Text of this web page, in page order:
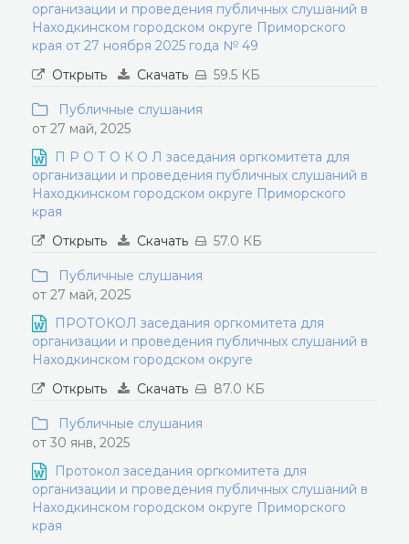
организации и проведения публичных слушаний в
Находкинском городском округе Приморского
края от 27 ноября 2025 года № 49
Открыть
Скачать 59.5 КБ
Публичные слушания
от 27 май, 2025
П Р О Т О К О Л заседания оргкомитета для
организации и проведения публичных слушаний в
Находкинском городском округе Приморского
края
Открыть
Скачать 57.0 КБ
Публичные слушания
от 27 май, 2025
ПРОТОКОЛ заседания оргкомитета для
организации и проведения публичных слушаний в
Находкинском городском округе
Открыть
Скачать 87.0 КБ
Публичные слушания
от 30 янв, 2025
Протокол заседания оргкомитета для
организации и проведения публичных слушаний в
Находкинском городском округе Приморского
края